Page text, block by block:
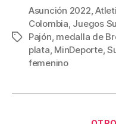
c
e
b
o
o
tt
er
ail
e
Etiquetas
Asunción 2022,
Colombia, Juegos
Pajón, medalla de
plata, MinDeporte,
femenino